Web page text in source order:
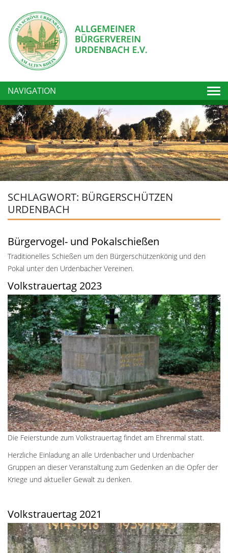
NAVIGATION
SCHLAGWORT: BÜRGERSCHÜTZEN
URDENBACH
Bürgervogel- und Pokalschießen
Traditionelles Schießen um den Bürgerschützenkönig und den
Pokal unter den Urdenbacher Vereinen.
Volkstrauertag 2023
Die Feierstunde zum Volkstrauertag findet am Ehrenmal statt.
Herzliche Einladung an alle Urdenbacher und Urdenbacher
Gruppen an dieser Veranstaltung zum Gedenken an die Opfer der
Kriege und aktueller Gewalt zu denken.
Volkstrauertag 2021